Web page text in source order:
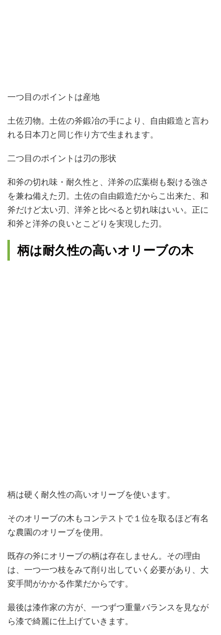
一つ目のポイントは産地
土佐刃物。土佐の斧鍛冶の手により、自由鍛造と言わ
れる日本刀と同じ作り方で生まれます。
二つ目のポイントは刃の形状
和斧の切れ味・耐久性と、洋斧の広葉樹も裂ける強さ
を兼ね備えた刃。土佐の自由鍛造だからこ出来た、和
斧だけど太い刃、洋斧と比べると切れ味はいい。正に
和斧と洋斧の良いとこどりを実現した刃。
柄は耐久性の高いオリーブの木
柄は硬く耐久性の高いオリーブを使います。
そのオリーブの木もコンテストで１位を取るほど有名
な農園のオリーブを使用。
既存の斧にオリーブの柄は存在しません。その理由
は、一つ一つ枝をみて削り出していく必要があり、大
変手間がかかる作業だからです。
最後は漆作家の方が、一つずつ重量バランスを見なが
ら漆で綺麗に仕上げていきます。